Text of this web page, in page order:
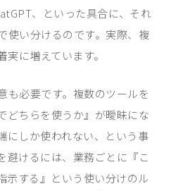
、といった具合に、それ
使い分けるのです。実際、複
に増えています。
も必要です。複数のツールを
どちらを使うか』が曖昧にな
にしか使われない、という事
避けるには、業務ごとに『こ
示する』という使い分けのル